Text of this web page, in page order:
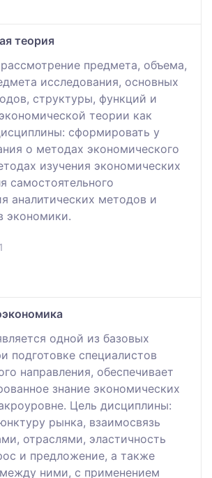
теория
предмета, объема,
исследования, основных
структуры, функций и
теории как
сформировать у
о методах экономического
изучения экономических
самостоятельного
аналитических методов и
экономики.
одной из базовых
подготовке специалистов
направления, обеспечивает
знание экономических
Цель дисциплины:
рынка, взаимосвязь
отраслями, эластичность
и предложение, а также
ними, с применением